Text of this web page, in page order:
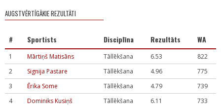
AUGSTVĒRTĪGĀKIE REZULTĀTI
# Sportists Disciplīna Rezultāts WA
1 Mārtiņš Matisāns Tāllēkšana 6.53
822
2
Signija Pastare Tāllēkšana 4.96
775
3
Ērika Some Tāllēkšana 4.79
739
4
Dominiks Kusiņš Tāllēkšana 6.11
733